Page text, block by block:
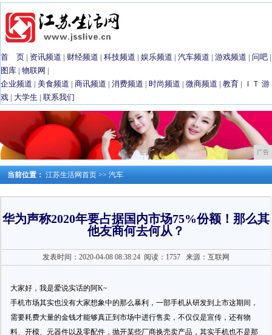
首 页 | 资讯频道 | 财经频道 | 科技频道 | 娱乐频道 | 汽车频道 | 游戏频道 | 问吧 |
图库 | 物联网 |
企业频道 | 美食频道 | 商讯频道 | 消费频道 | 时尚频道 | 微商频道 | 教育 | ＩＴ 游
戏 | 大学生 | 联系我们
广告
当前位置： 江苏生活网首页 >> 汽车
华为声称2020年要占据国内市场75%份额！那么其
他友商何去何从？
发表时间：2020-04-08 08:38:24 阅读：1757来源：互联网
​大家好，我是爱说实话的阿K~
手机市场其实也没有大家想象中的那么暴利，一部手机从研发到上市这期间，
需要耗费大量的金钱才能够真正到市场中进行售卖，不仅仅是宣传，还有物
料、开模、元器件以及零配件，抛开某些厂商换壳卖产品，其实手机也不是那